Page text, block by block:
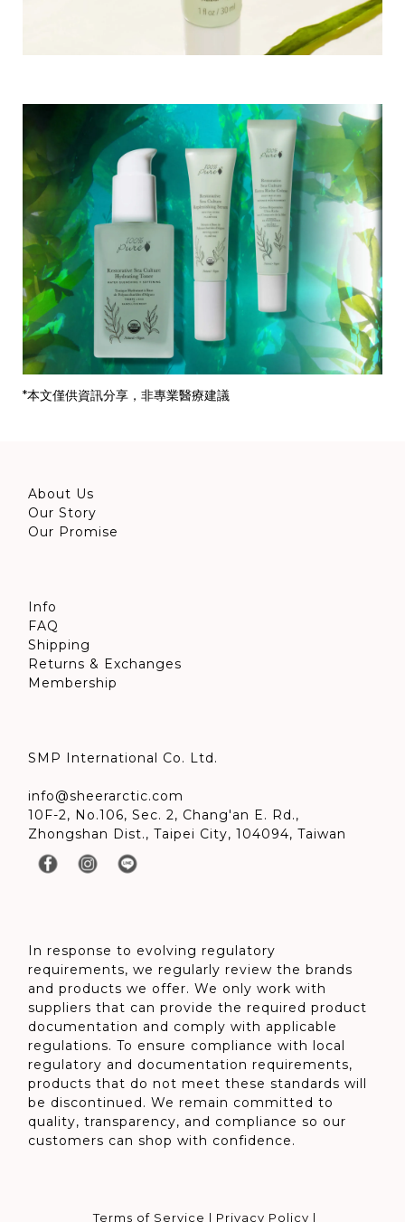
*本文僅供資訊分享，非專業醫療建議
About Us
Our Story
Our Promise
Info
FAQ
Shipping
Returns & Exchanges
Membership
SMP International Co. Ltd.
info@sheerarctic.com
10F-2, No.106, Sec. 2, Chang'an E. Rd.,
Zhongshan Dist., Taipei City, 104094, Taiwan
In response to evolving regulatory
requirements, we regularly review the brands
and products we offer. We only work with
suppliers that can provide the required product
documentation and comply with applicable
regulations. To ensure compliance with local
regulatory and documentation requirements,
products that do not meet these standards will
be discontinued. We remain committed to
quality, transparency, and compliance so our
customers can shop with confidence.
Terms of Service | Privacy Policy |